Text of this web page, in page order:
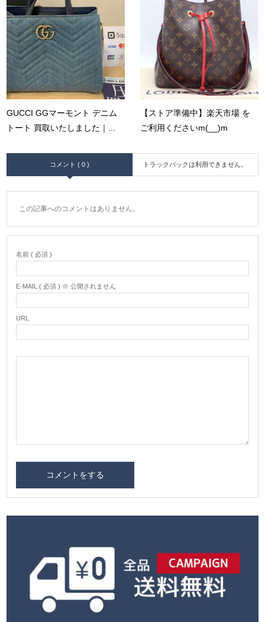
GUCCI GGマーモント デニム
トート 買取いたしました｜...
【ストア準備中】楽天市場 を
ご利用くださいm(__)m
コメント ( 0 ) トラックバックは利用できません。
この記事へのコメントはありません。
名前 ( 必須 )
E-MAIL ( 必須 ) ※ 公開されません
URL